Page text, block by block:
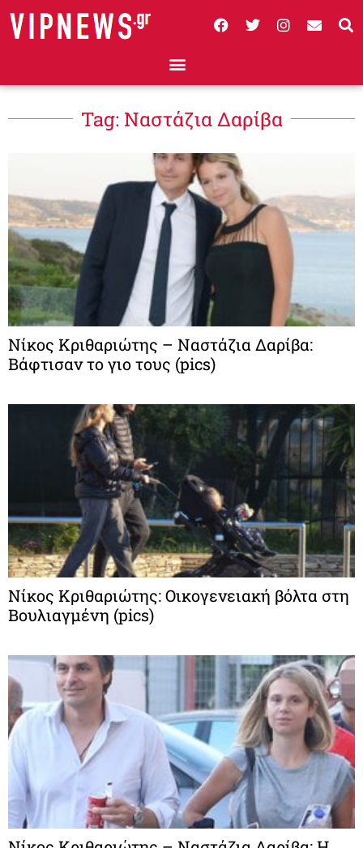
Tag: Ναστάζια Δαρίβα
Νίκος Κριθαριώτης – Ναστάζια Δαρίβα:
Bάφτισαν το γιο τους (pics)
Νίκος Κριθαριώτης: Οικογενειακή βόλτα στη
Βουλιαγμένη (pics)